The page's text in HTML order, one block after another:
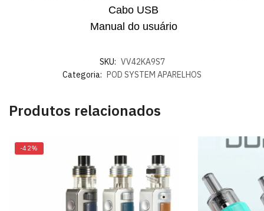
Cabo USB
Manual do usuário
SKU: VV42KA9S7
Categoria: POD SYSTEM APARELHOS
Produtos relacionados
-42%